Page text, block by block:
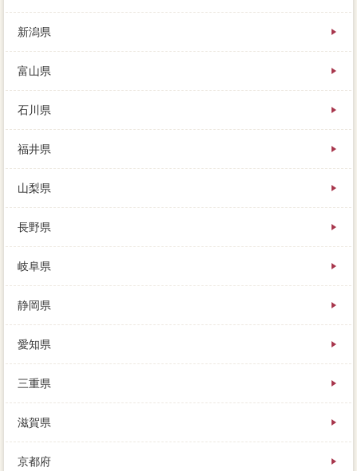
ーチ」の入口がありますので、人が家を売る理由って
何だろう。
新潟県
富山県
石川県
福井県
山梨県
長野県
岐阜県
静岡県
愛知県
三重県
滋賀県
京都府